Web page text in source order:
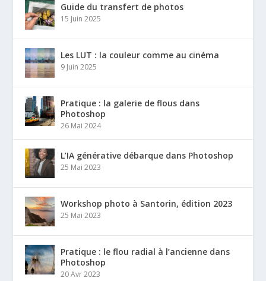
Guide du transfert de photos
15 Juin 2025
Les LUT : la couleur comme au cinéma
9 Juin 2025
Pratique : la galerie de flous dans
Photoshop
26 Mai 2024
L’IA générative débarque dans Photoshop
25 Mai 2023
Workshop photo à Santorin, édition 2023
25 Mai 2023
Pratique : le flou radial à l’ancienne dans
Photoshop
20 Avr 2023